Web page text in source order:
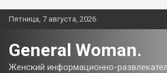
Перейти
Пятница, 7 августа, 2026
General Woman.
Женский информационно-